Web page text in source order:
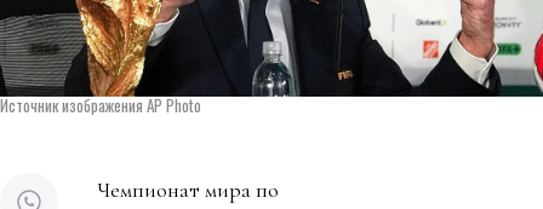
Источник изображения AP Photo
Чемпионат мира по